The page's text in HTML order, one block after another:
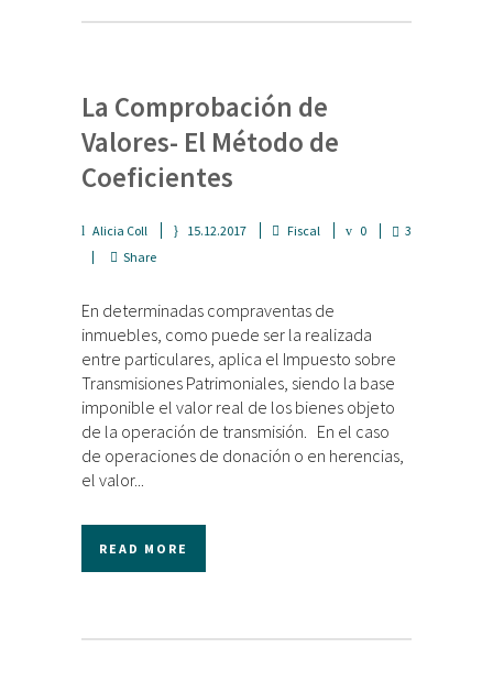
La Comprobación de
Valores- El Método de
Coeficientes
Alicia Coll 15.12.2017 Fiscal 0
3
Share
En determinadas compraventas de
inmuebles, como puede ser la realizada
entre particulares, aplica el Impuesto sobre
Transmisiones Patrimoniales, siendo la base
imponible el valor real de los bienes objeto
de la operación de transmisión. En el caso
de operaciones de donación o en herencias,
el valor...
READ MORE